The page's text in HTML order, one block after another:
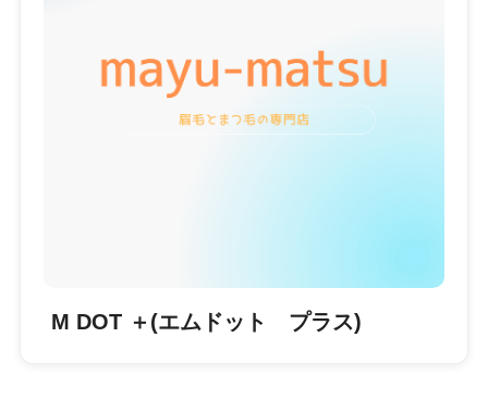
M DOT ＋(エムドット プラス)